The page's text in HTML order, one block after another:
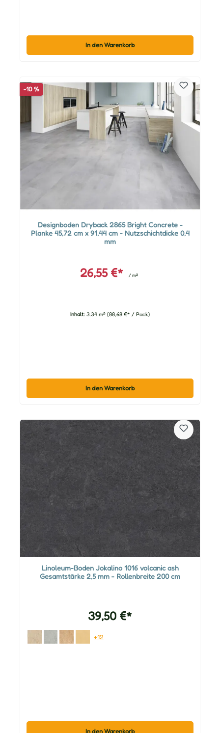
In den Warenkorb
-10 %
Designboden Dryback 2865 Bright Concrete -
Planke 45,72 cm x 91,44 cm - Nutzschichtdicke 0,4
mm
26,55 €* / m²
Inhalt: 3.34 m² (88,68 €* / Pack)
In den Warenkorb
Linoleum-Boden Jokalino 1016 volcanic ash
Gesamtstärke 2,5 mm - Rollenbreite 200 cm
39,50 €*
+12
In den Warenkorb